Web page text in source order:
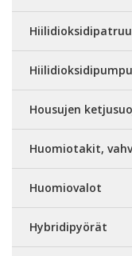
Housujen
Huomiotakit,
Huomiovalot
Hybridipyörät